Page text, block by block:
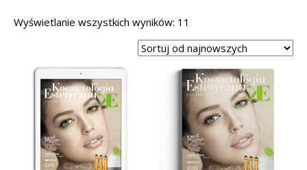
Wyświetlanie wszystkich wyników: 11
najnowszych